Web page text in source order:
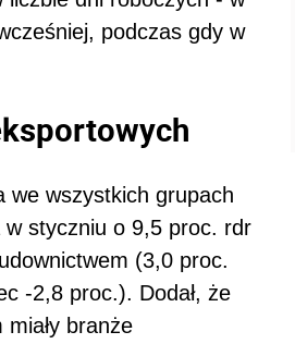
podczas gdy w
we wszystkich grupach
w styczniu o 9,5 proc. rdr
(3,0 proc.
-2,8 proc.). Dodał, że
miały branże